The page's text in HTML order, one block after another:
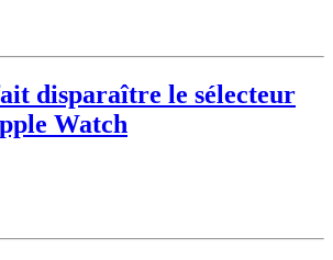
disparaître le sélecteur
Watch